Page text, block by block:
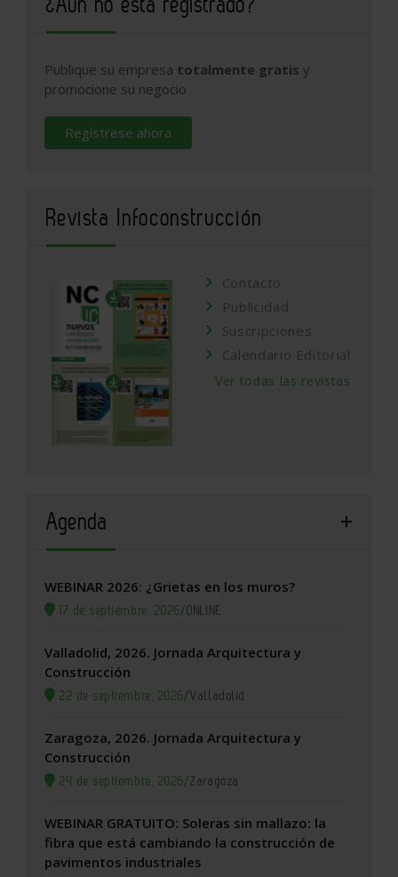
Publique su empresa totalmente gratis y
promocione su negocio
Regístrese ahora
Revista Infoconstrucción
Contacto
Publicidad
Suscripciones
Calendario Editorial
Ver todas las revistas
Agenda
WEBINAR 2026: ¿Grietas en los muros?
17 de septiembre, 2026/ONLINE
Valladolid, 2026. Jornada Arquitectura y
Construcción
22 de septiembre, 2026/Valladolid
Zaragoza, 2026. Jornada Arquitectura y
Construcción
24 de septiembre, 2026/Zaragoza
WEBINAR GRATUITO: Soleras sin mallazo: la
fibra que está cambiando la construcción de
pavimentos industriales